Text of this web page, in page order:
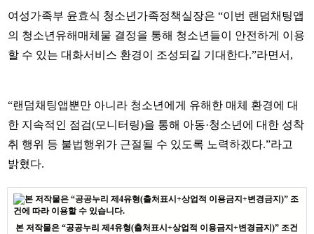
여성가족부 윤효식 청소년가족정책실장은 “이번 랜덤채팅앱
의 청소년유해매체물 결정을 통해 청소년들이 안전하게 이용
할 수 있는 대화서비스 환경이 조성되길 기대한다.”라면서,
“랜덤채팅앱뿐만 아니라 청소년에게 유해한 매체 환경에 대
한 지속적인 점검(모니터링)을 통해 아동·청소년에 대한 성착
취 행위 등 불법행위가 근절될 수 있도록 노력하겠다.”라고
밝혔다.
본 저작물은 “공공누리 제4유형(출처표시+상업적 이용금지+변경금지)” 조건